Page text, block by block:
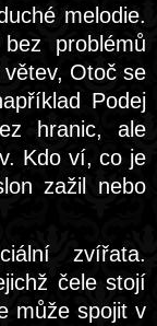
melodie.
problémů
Otoč se
Podej
hranic, ale
Kdo ví, co je
zažil nebo
zvířata.
čele stojí
může spojit v